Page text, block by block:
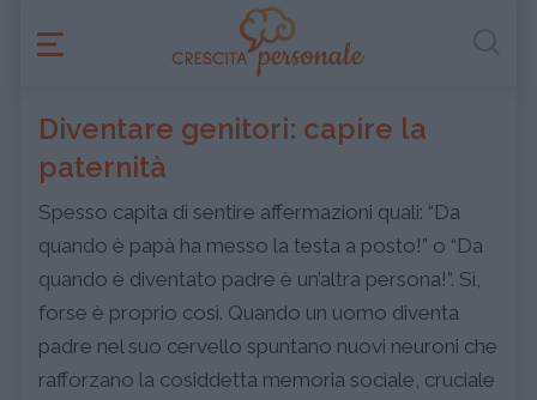
Diventare genitori: capire la
paternità
Spesso capita di sentire affermazioni quali: “Da
quando è papà ha messo la testa a posto!” o “Da
quando è diventato padre è un’altra persona!”. Sì,
forse è proprio così. Quando un uomo diventa
padre nel suo cervello spuntano nuovi neuroni che
rafforzano la cosiddetta memoria sociale, cruciale